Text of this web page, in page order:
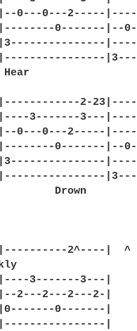
0---0---2-----
0-------|--
Hear
2-
3-------3---
0---0---2-----
0-------|--
Drown
2^----|  ^
3-------3---|
2---2---2---2-|
0-------|
|